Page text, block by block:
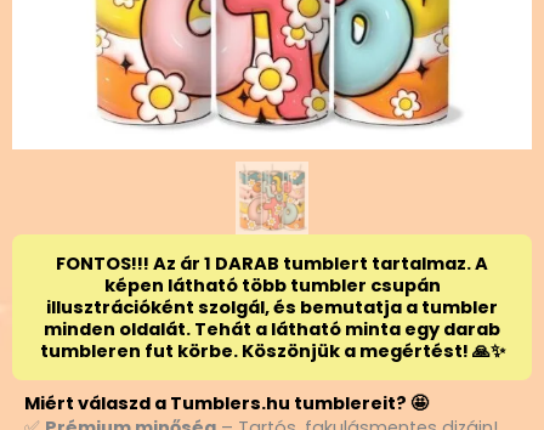
FONTOS!!! Az ár 1 DARAB tumblert tartalmaz. A
képen látható több tumbler csupán
illusztrációként szolgál, és bemutatja a tumbler
minden oldalát. Tehát a látható minta egy darab
tumbleren fut körbe. Köszönjük a megértést! 🙏✨
Miért válaszd a Tumblers.hu tumblereit? 🤩